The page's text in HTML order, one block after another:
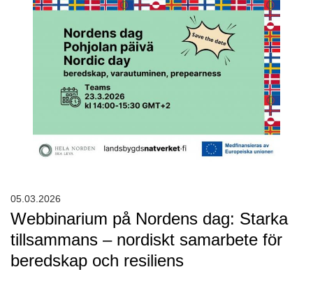
Webbinarium på Nordens dag: Starka
tillsammans – nordiskt samarbete för
beredskap och resiliens
05.03.2026